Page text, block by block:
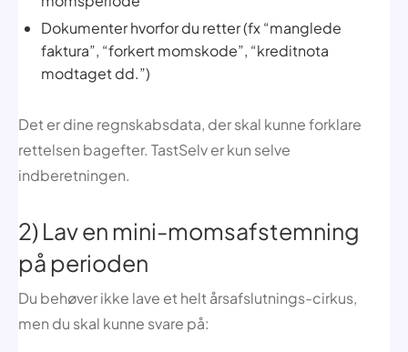
Dokumenter hvorfor du retter (fx “manglede
faktura”, “forkert momskode”, “kreditnota
modtaget dd.”)
Det er dine regnskabsdata, der skal kunne forklare
rettelsen bagefter. TastSelv er kun selve
indberetningen.
2) Lav en mini-momsafstemning
på perioden
Du behøver ikke lave et helt årsafslutnings-cirkus,
men du skal kunne svare på: